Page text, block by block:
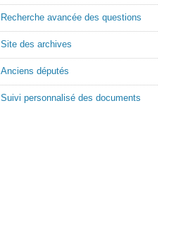
Recherche avancée des questions
Site des archives
Anciens députés
Suivi personnalisé des documents